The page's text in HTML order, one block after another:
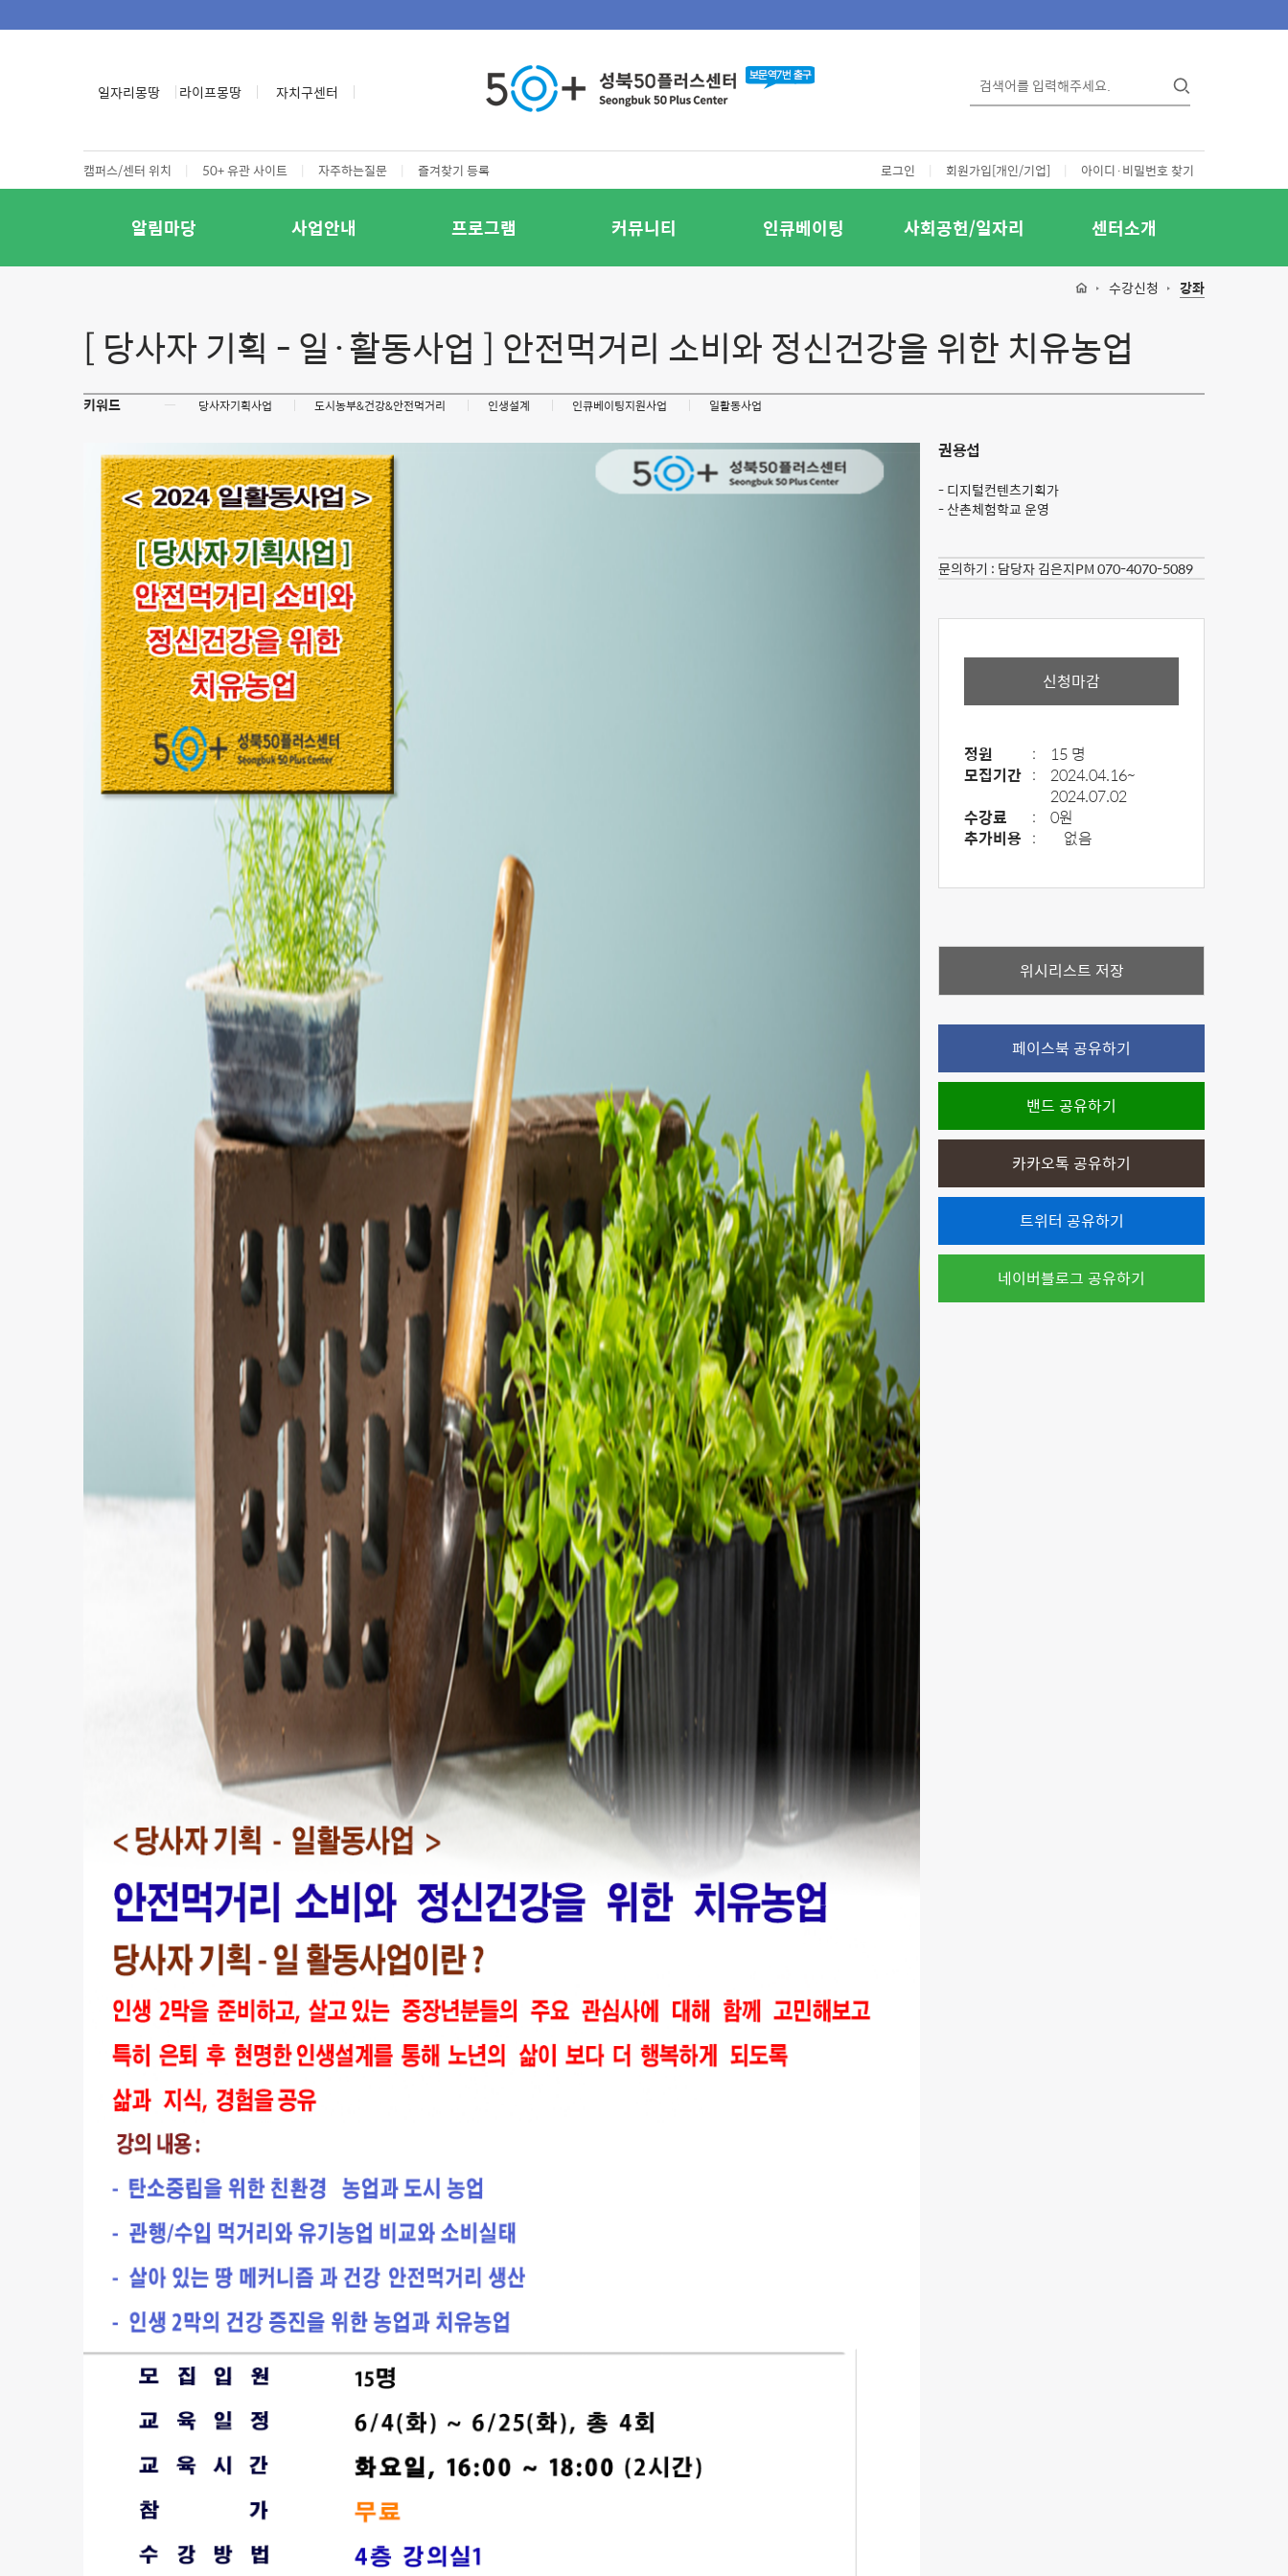
일자리몽땅 라이프몽땅 자치구센터
캠퍼스/센터 위치 | 50+ 유관 사이트 | 자주하는질문 | 즐겨찾기 등록 로그인 | 회원가입[개인/기업] | 아이디·비밀번호 찾기
알림마당 사업안내 프로그램 커뮤니티 인큐베이팅 사회공헌/일자리 센터소개
수강신청 강좌
[ 당사자 기획 - 일·활동사업 ] 안전먹거리 소비와 정신건강을 위한 치유농업
키워드 ㅡ 당사자기획사업 도시농부&건강&안전먹거리 인생설계 인큐베이팅지원사업 일활동사업
권용섭
- 디지털컨텐츠기획가
- 산촌체험학교 운영
문의하기 : 담당자 김은지PM 070-4070-5089
신청마감
정원 :
15 명
모집기간 :
2024.04.16~
2024.07.02
수강료
:
0원
추가비용 : 없음
위시리스트 저장
페이스북 공유하기
밴드 공유하기
카카오톡 공유하기
트위터 공유하기
네이버블로그 공유하기